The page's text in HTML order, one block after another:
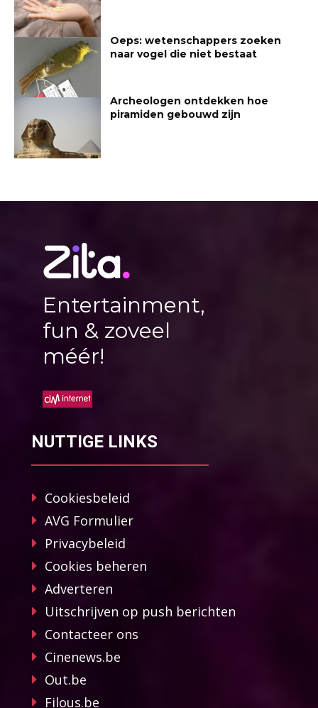
Oeps: wetenschappers zoeken
naar vogel die niet bestaat
Archeologen ontdekken hoe
piramiden gebouwd zijn
Entertainment,
fun & zoveel
méér!
NUTTIGE LINKS
Cookiesbeleid
AVG Formulier
Privacybeleid
Cookies beheren
Adverteren
Uitschrijven op push berichten
Contacteer ons
Cinenews.be
Out.be
Filous.be